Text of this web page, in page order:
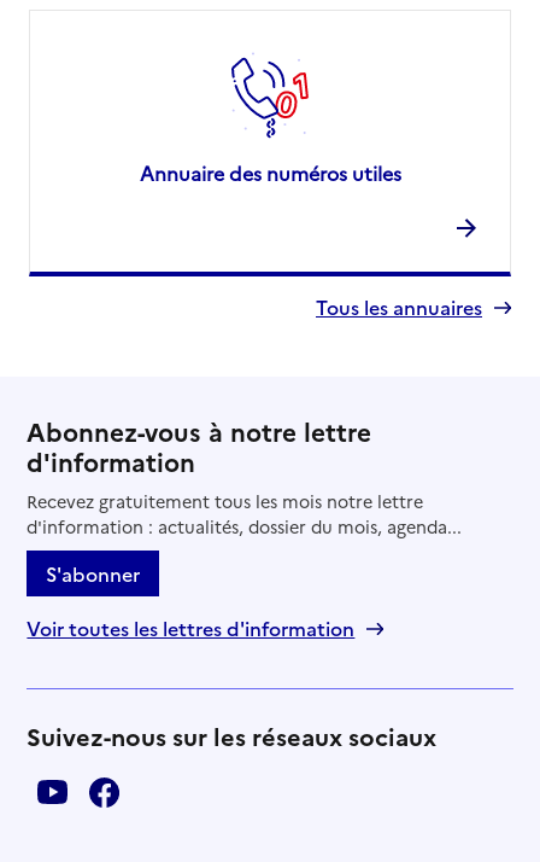
Annuaire des numéros utiles
Tous les annuaires
Abonnez-vous à notre lettre
d'information
Recevez gratuitement tous les mois notre lettre
d'information : actualités, dossier du mois, agenda...
S'abonner
Voir toutes les lettres d'information
Suivez-nous sur les réseaux sociaux